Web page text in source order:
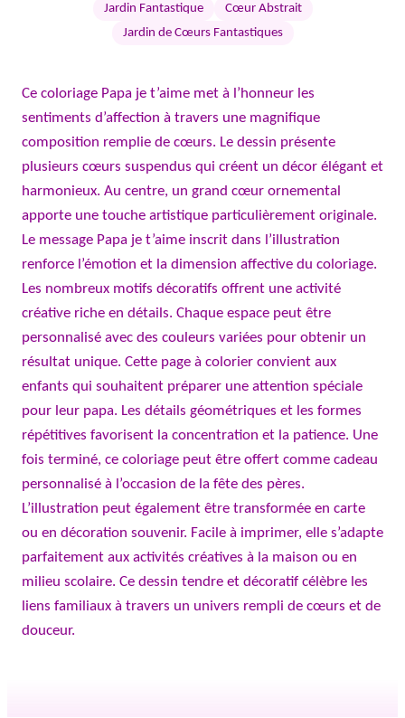
Jardin Fantastique
Cœur Abstrait
Jardin de Cœurs Fantastiques
Ce coloriage Papa je t’aime met à l’honneur les
sentiments d’affection à travers une magnifique
composition remplie de cœurs. Le dessin présente
plusieurs cœurs suspendus qui créent un décor élégant et
harmonieux. Au centre, un grand cœur ornemental
apporte une touche artistique particulièrement originale.
Le message Papa je t’aime inscrit dans l’illustration
renforce l’émotion et la dimension affective du coloriage.
Les nombreux motifs décoratifs offrent une activité
créative riche en détails. Chaque espace peut être
personnalisé avec des couleurs variées pour obtenir un
résultat unique. Cette page à colorier convient aux
enfants qui souhaitent préparer une attention spéciale
pour leur papa. Les détails géométriques et les formes
répétitives favorisent la concentration et la patience. Une
fois terminé, ce coloriage peut être offert comme cadeau
personnalisé à l’occasion de la fête des pères.
L’illustration peut également être transformée en carte
ou en décoration souvenir. Facile à imprimer, elle s’adapte
parfaitement aux activités créatives à la maison ou en
milieu scolaire. Ce dessin tendre et décoratif célèbre les
liens familiaux à travers un univers rempli de cœurs et de
douceur.